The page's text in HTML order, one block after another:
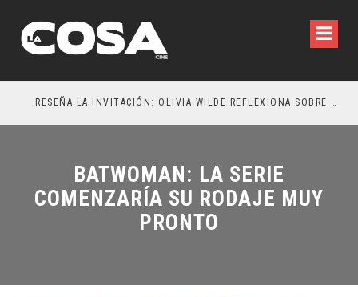
RESEÑA LA INVITACIÓN: OLIVIA WILDE REFLEXIONA SOBRE LA VIDA CONYUGAL
BATWOMAN: LA SERIE
COMENZARÍA SU RODAJE MUY
PRONTO